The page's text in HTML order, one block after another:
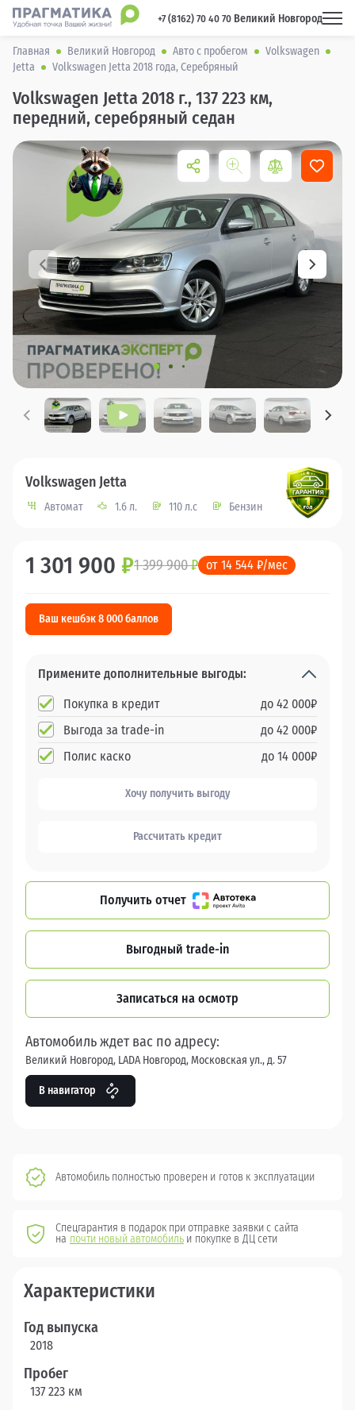
+7 (8162) 70 40 70 Великий Новгород
Главная Великий Новгород Авто с пробегом
Volkswagen
Jetta
Volkswagen Jetta 2018 года, Серебряный
Volkswagen Jetta 2018 г., 137 223 км,
передний, серебряный седан
Volkswagen Jetta
Автомат 1.6 л. 110 л.с Бензин
1 301 900 ₽1 399 900₽ от 14 544 ₽/мес
Ваш кешбэк 8 000 баллов
Примените дополнительные выгоды:
Покупка в кредит
до 42 000₽
Выгода за trade-in
до 42 000₽
Полис каско
до 14 000₽
Хочу получить выгоду
Рассчитать кредит
Получить отчет
Выгодный trade-in
Записаться на осмотр
Автомобиль ждет вас по адресу:
Великий Новгород, LADA Новгород, Московская ул., д. 57
В навигатор
Автомобиль полностью проверен и готов к эксплуатации
Спецгарантия в подарок при отправке заявки с сайта
на почти новый автомобиль и покупке в ДЦ сети
Характеристики
Год выпуска
2018
Пробег
137 223 км